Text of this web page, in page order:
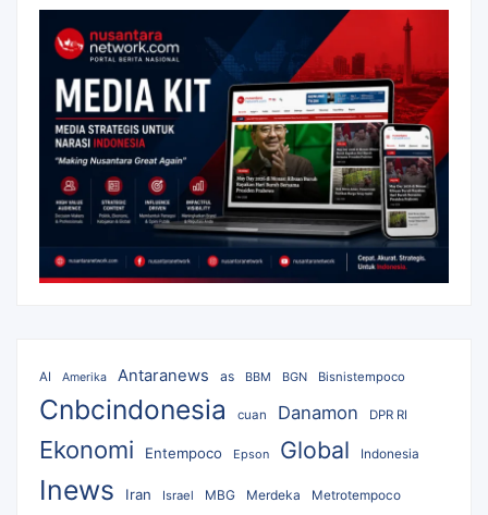
AI Amerika Antaranews as BBM BGN Bisnistempoco
Cnbcindonesia cuan Danamon DPR RI
Ekonomi Entempoco Epson Global Indonesia
Inews Iran Israel MBG Merdeka Metrotempoco